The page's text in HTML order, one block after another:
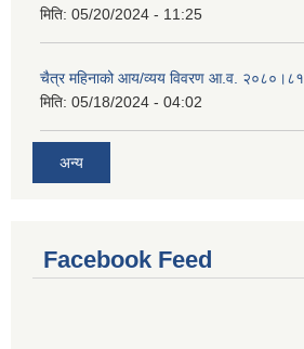
मिति: 05/20/2024 - 11:25
चैत्र महिनाको आय/व्यय विवरण आ.व. २०८०।८१
मिति: 05/18/2024 - 04:02
अन्य
Facebook Feed